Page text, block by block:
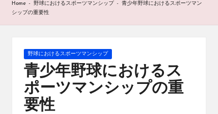
Home - 野球におけるスポーツマンシップ -
青少年野球におけるスポーツマン
シップの重要性
Posted
in
野球におけるスポーツマンシップ
青少年野球におけるス
ポーツマンシップの重
要性